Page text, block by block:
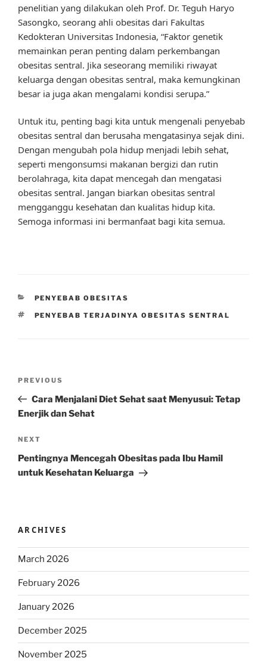
penelitian yang dilakukan oleh Prof. Dr. Teguh Haryo
Sasongko, seorang ahli obesitas dari Fakultas
Kedokteran Universitas Indonesia, “Faktor genetik
memainkan peran penting dalam perkembangan
obesitas sentral. Jika seseorang memiliki riwayat
keluarga dengan obesitas sentral, maka kemungkinan
besar ia juga akan mengalami kondisi serupa.”
Untuk itu, penting bagi kita untuk mengenali penyebab
obesitas sentral dan berusaha mengatasinya sejak dini.
Dengan mengubah pola hidup menjadi lebih sehat,
seperti mengonsumsi makanan bergizi dan rutin
berolahraga, kita dapat mencegah dan mengatasi
obesitas sentral. Jangan biarkan obesitas sentral
mengganggu kesehatan dan kualitas hidup kita.
Semoga informasi ini bermanfaat bagi kita semua.
CATEGORIES
PENYEBAB OBESITAS
TAGS
PENYEBAB TERJADINYA OBESITAS SENTRAL
Previous
Post
PREVIOUS
Cara Menjalani Diet Sehat saat Menyusui: Tetap
Enerjik dan Sehat
Next
Post
NEXT
Pentingnya Mencegah Obesitas pada Ibu Hamil
untuk Kesehatan Keluarga
ARCHIVES
March 2026
February 2026
January 2026
December 2025
November 2025